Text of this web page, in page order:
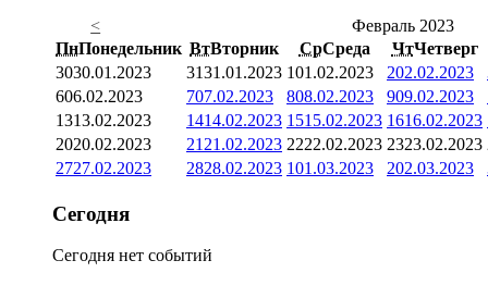
<
Февраль 2023
ПнПонедельник ВтВторник СрСреда ЧтЧетверг
3030.01.2023 3131.01.2023 101.02.2023 202.02.2023
606.02.2023 707.02.2023 808.02.2023 909.02.2023
1313.02.2023 1414.02.2023 1515.02.2023 1616.02.2023
2020.02.2023 21 21.02.2023 2222.02.2023 2323.02.2023
2727.02.2023 2828.02.2023 101.03.2023 202.03.2023
Сегодня
Сегодня нет событий